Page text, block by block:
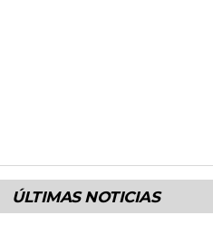
ÚLTIMAS NOTICIAS